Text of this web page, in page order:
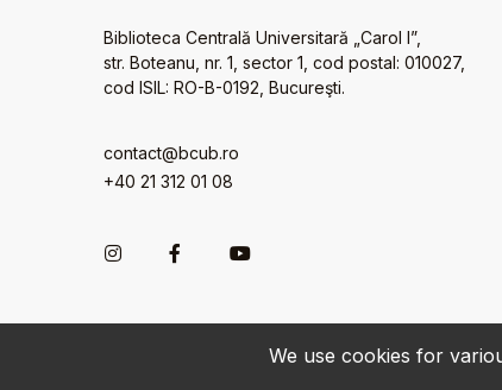
We use cookies for
Biblioteca Centrală Universitară „Carol I”,
str. Boteanu, nr. 1, sector 1, cod postal: 010027,
cod ISIL: RO-B-0192, Bucureşti.
contact@bcub.ro
+40 21 312 01 08